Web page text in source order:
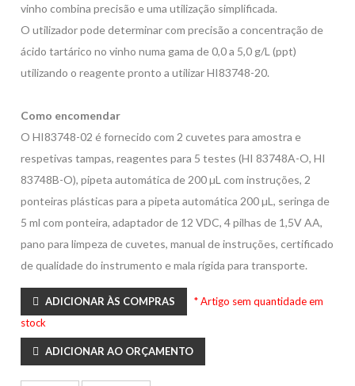
vinho combina precisão e uma utilização simplificada.
O utilizador pode determinar com precisão a concentração de
ácido tartárico no vinho numa gama de 0,0 a 5,0 g/L (ppt)
utilizando o reagente pronto a utilizar HI83748-20.
Como encomendar
O HI83748-02 é fornecido com 2 cuvetes para amostra e
respetivas tampas, reagentes para 5 testes (HI 83748A-O, HI
83748B-O), pipeta automática de 200 µL com instruções, 2
ponteiras plásticas para a pipeta automática 200 µL, seringa de
5 ml com ponteira, adaptador de 12 VDC, 4 pilhas de 1,5V AA,
pano para limpeza de cuvetes, manual de instruções, certificado
de qualidade do instrumento e mala rígida para transporte.
ADICIONAR ÀS COMPRAS
* Artigo sem quantidade em
stock
ADICIONAR AO ORÇAMENTO